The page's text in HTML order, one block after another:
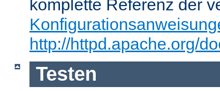
komplette Referenz der
http://httpd.apache.org/
Testen